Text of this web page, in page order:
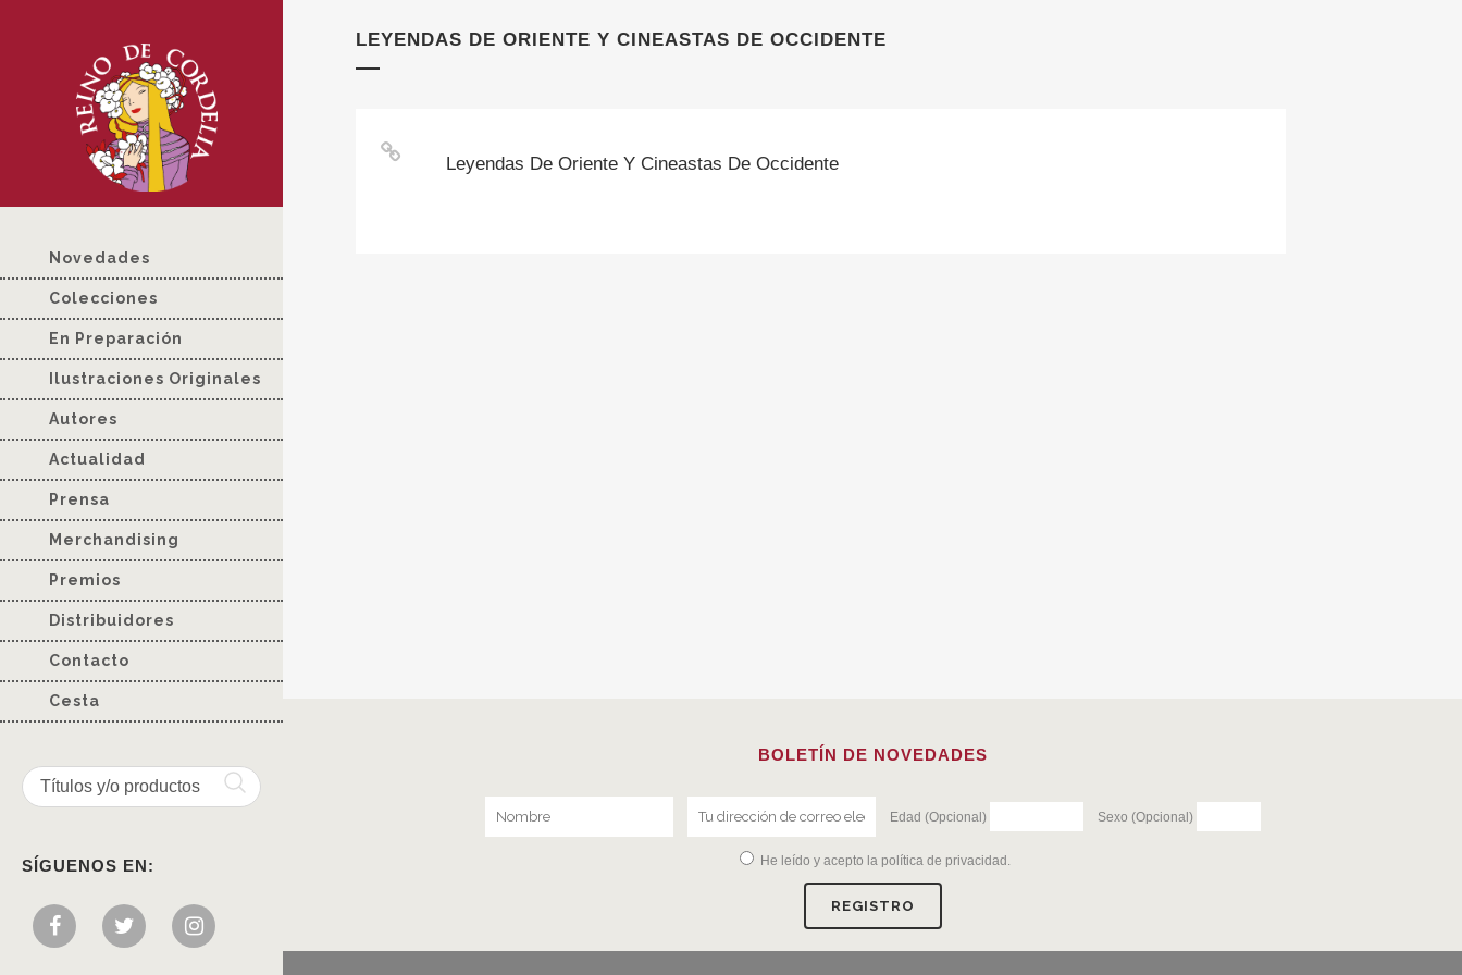
Novedades
Colecciones
En Preparación
Ilustraciones Originales
Autores
Actualidad
Prensa
Merchandising
Premios
Distribuidores
Contacto
Cesta
SÍGUENOS EN:
LEYENDAS DE ORIENTE Y CINEASTAS DE OCCIDENTE
Leyendas De Oriente Y Cineastas De Occidente
BOLETÍN DE NOVEDADES
Edad (Opcional) Sexo (Opcional)
He leído y acepto la política de privacidad .